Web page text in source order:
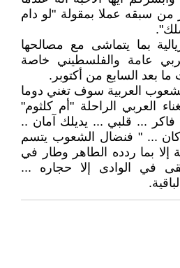
سبقه عملا بمقولة "لو دام
بما يتماشى مع مصالحها
عامة والفلسطيني خاصة
ما بعد السابع من أكتوبر.
العربية سوف تغني دوما
العربي الراحلة "أم كلثوم"
فاكر ... قلبي ... يديلك آمان ..
كان ... " فنضال الشعوب يتسم
إلا بما ردده الطاهر وطار في
في الوادى إلا حجاره ...